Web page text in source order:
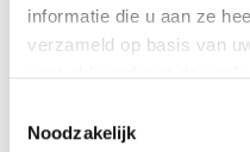
informatie die u aan ze
verzameld op basis van
Noodzakelijk
Geel. Meer dan Van
Dit voorjaar opent het Van
Geel. Meer dan Van Goghs
originele ervaring van deze
van Vincent van Gogh en